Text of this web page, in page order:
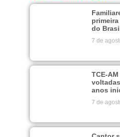
do
7 de
TCE-
anos
7 de